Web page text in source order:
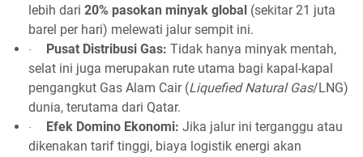
lebih dari 20% pasokan minyak global (sekitar 21 juta
barel per hari) melewati jalur sempit ini.
· Pusat Distribusi Gas: Tidak hanya minyak mentah,
selat ini juga merupakan rute utama bagi kapal-kapal
pengangkut Gas Alam Cair (Liquefied Natural Gas/LNG)
dunia, terutama dari Qatar.
· Efek Domino Ekonomi: Jika jalur ini terganggu atau
dikenakan tarif tinggi, biaya logistik energi akan